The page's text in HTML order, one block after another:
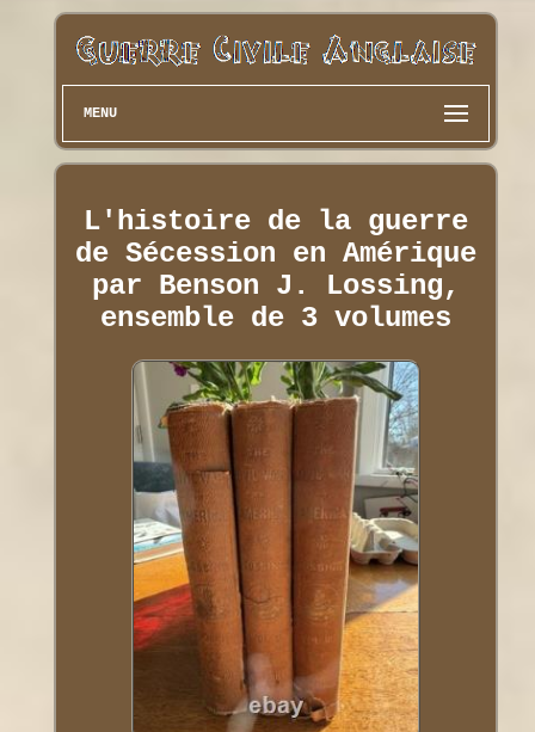
MENU
L'histoire de la guerre
de Sécession en Amérique
par Benson J. Lossing,
ensemble de 3 volumes